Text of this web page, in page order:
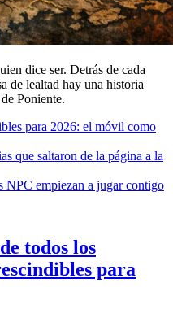
dice ser. Detrás de cada
de lealtad hay una historia
Poniente.
para 2026: el móvil como
que saltaron de la página a la
NPC empiezan a jugar contigo
todos los
para